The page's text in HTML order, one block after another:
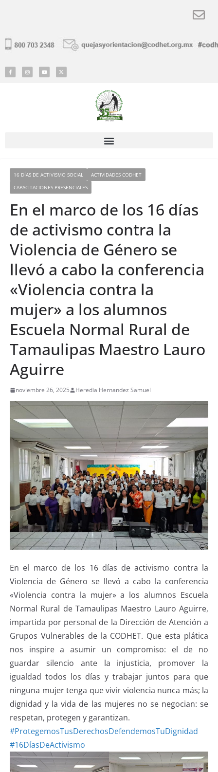
16 DÍAS DE ACTIVISMO SOCIAL
ACTIVIDADES CODHET
CAPACITACIONES PRESENCIALES
En el marco de los 16 días
de activismo contra la
Violencia de Género se
llevó a cabo la conferencia
«Violencia contra la
mujer» a los alumnos
Escuela Normal Rural de
Tamaulipas Maestro Lauro
Aguirre
noviembre 26, 2025 Heredia Hernandez Samuel
En el marco de los 16 días de activismo contra la
Violencia de Género se llevó a cabo la conferencia
«Violencia contra la mujer» a los alumnos Escuela
Normal Rural de Tamaulipas Maestro Lauro Aguirre,
impartida por personal de la Dirección de Atención a
Grupos Vulnerables de la CODHET. Que esta plática
nos inspire a asumir un compromiso: el de no
guardar silencio ante la injusticia, promover la
igualdad todos los días y trabajar juntos para que
ninguna mujer tenga que vivir violencia nunca más; la
dignidad y la vida de las mujeres no se negocian: se
respetan, protegen y garantizan.
#ProtegemosTusDerechosDefendemosTuDignidad
#16DíasDeActivismo